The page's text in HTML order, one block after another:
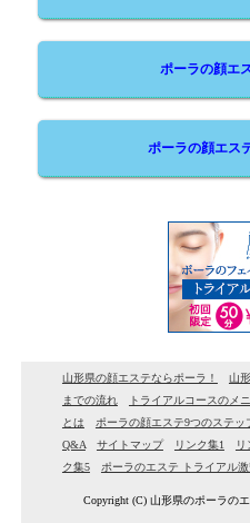
ポーラの顔エ
ポーラの顔エス
山形県の顔エステならポーラ！ 山
までの流れ
トライアルコースのメ
とは
ポーラの顔エステ9つのステッ
Q&A
サイトマップ リンク集1 リ
ク集5
ポーラのエステ トライアル
Copyright (C) 山形県のポーラの